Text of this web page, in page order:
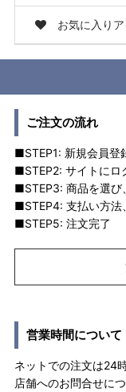
お気に入り
ご注文の流れ
■STEP1: 新規会員登
■STEP2: サイトにロ
■STEP3: 商品を選び
■STEP4: 支払い方法
■STEP5: 注文完了
営業時間について
ネットでの注文は24
店舗へのお問合せに